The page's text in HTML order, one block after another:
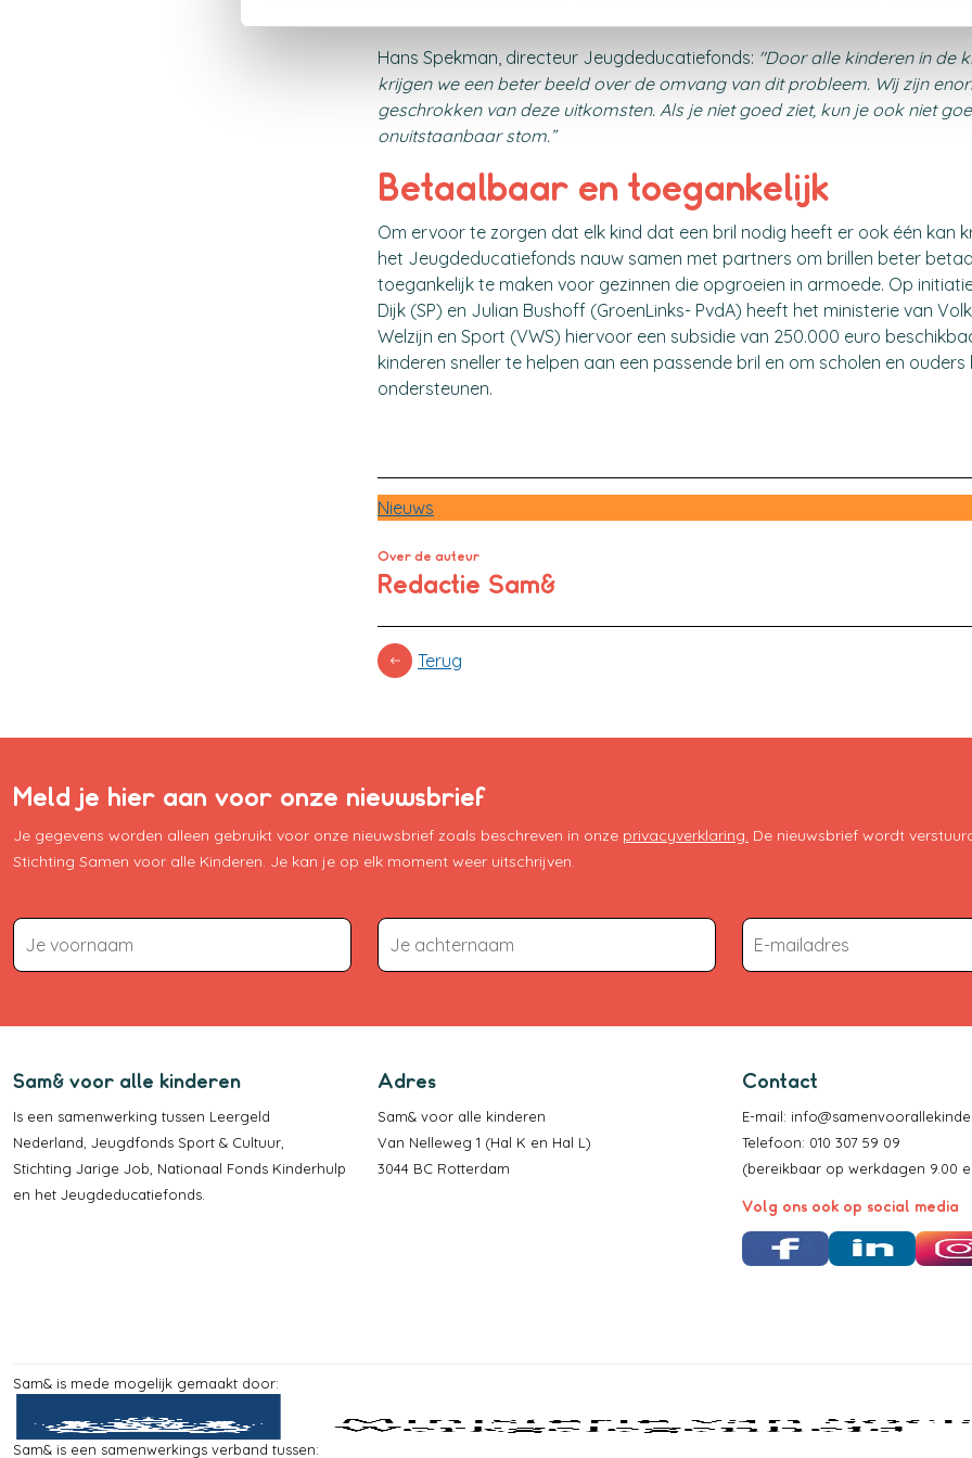
Hans Spekman, directeur Jeugdeducatiefonds: "Door alle kinderen in de
krijgen we een beter beeld over de omvang van dit probleem. Wij zijn
geschrokken van deze uitkomsten. Als je niet goed ziet, kun je ook niet
onuitstaanbaar stom.”
Betaalbaar en toegankelijk
Om ervoor te zorgen dat elk kind dat een bril nodig heeft er ook één kan
het Jeugdeducatiefonds nauw samen met partners om brillen beter
toegankelijk te maken voor gezinnen die opgroeien in armoede. Op
Dijk (SP) en Julian Bushoff (GroenLinks- PvdA) heeft het ministerie van
Welzijn en Sport (VWS) hiervoor een subsidie van 250.000 euro
kinderen sneller te helpen aan een passende bril en om scholen en
ondersteunen.
Nieuws
Over de auteur
Redactie Sam&
Terug
Meld je hier aan voor onze nieuwsbrief
Je gegevens worden alleen gebruikt voor onze nieuwsbrief zoals beschreven in onze privacyverklaring. De nieuwsbrief wordt
Stichting Samen voor alle Kinderen. Je kan je op elk moment weer uitschrijven.
Sam& voor alle kinderen
Is een samenwerking tussen Leergeld
Nederland Jeugdfonds Sport & Cultuur
Stichting Jarige Job Nationaal Fonds Kinderhulp
en het Jeugdeducatiefonds
Adres
Sam& voor alle kinderen
Van Nelleweg 1 (Hal K en Hal L)
3044 BC Rotterdam
Contact
E-mail:
Telefoon: 010 307 59 09
(bereikbaar op werkdagen 9.00
Volg ons ook op social media
Facebook LinkedIn
Sam& is mede mogelijk gemaakt door:
Sam& is een samenwerkings verband tussen: